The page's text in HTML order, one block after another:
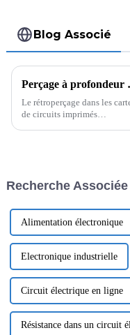
Blog Associé
Perçage à
Le rétroperçage dans les
de circuits imprimés
stubs créeront des r...
Recherche Associée
Alimentation électronique
Electronique industrielle
Circuit électrique en ligne
Résistance dans un circuit